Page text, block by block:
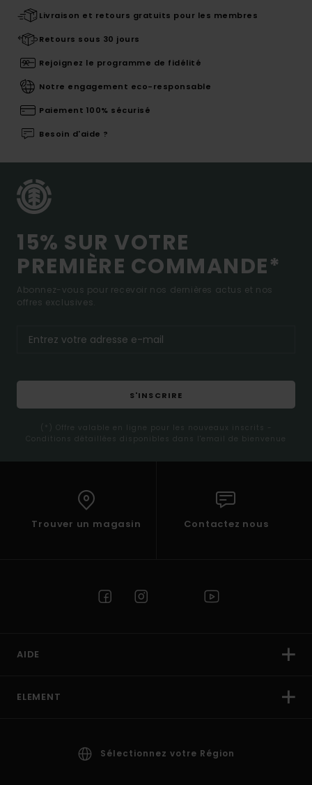
Livraison et retours gratuits pour les membres
Retours sous 30 jours
Rejoignez le programme de fidélité
Notre engagement eco-responsable
Paiement 100% sécurisé
Besoin d'aide ?
15% SUR VOTRE
PREMIÈRE COMMANDE*
Abonnez-vous pour recevoir nos dernières actus et nos
offres exclusives.
S'INSCRIRE
(*) Offre valable en ligne pour les nouveaux inscrits -
Conditions détaillées disponibles dans l'email de bienvenue
Trouver un magasin Contactez nous
AIDE
ELEMENT
Sélectionnez votre Région